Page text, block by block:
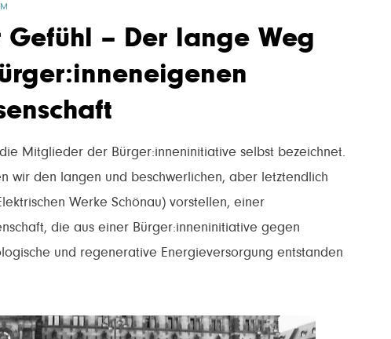
Gefühl – Der lange Weg
Mitglieder der Bürger:inneninitiative selbst bezeichnet.
wir den langen und beschwerlichen, aber letztendlich
Werke Schönau) vorstellen, einer
die aus einer Bürger:inneninitiative gegen
und regenerative Energieversorgung entstanden